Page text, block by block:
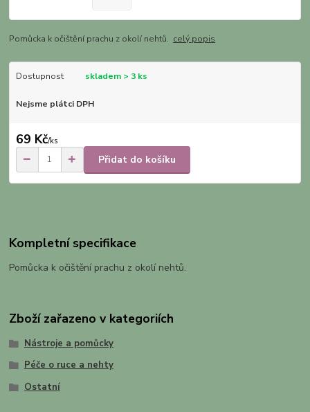
Pomůcka k očištění prachu z okolí nehtů. celý popis
Dostupnost skladem > 3 ks
Nejsme plátci DPH
69 Kč/ks
Přidat do košíku
Kompletní specifikace
Pomůcka k očištění prachu z okolí nehtů.
Zboží zařazeno v kategoriích
Nástroje a pomůcky
Péče o ruce a nehty
Ostatní